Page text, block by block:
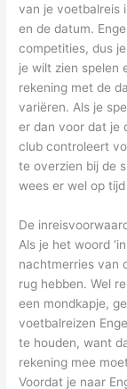
van je voetbalreis
en de datum.
competities, dus
je wilt zien spelen
rekening met de
variëren. Als je
er dan voor dat je
club controleert
te overzien bij de
wees er wel op tijd
De
Als je het woord
nachtmerries van
rug hebben. Wel
een mondkapje,
voetbalreizen
te houden, want
rekening mee
Voordat je naar